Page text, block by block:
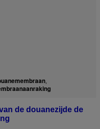
,
de douanezijde de